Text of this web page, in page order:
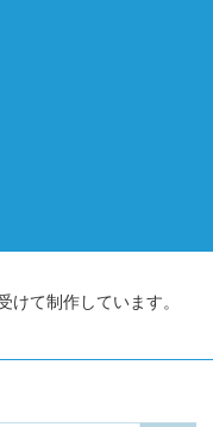
けて制作しています。